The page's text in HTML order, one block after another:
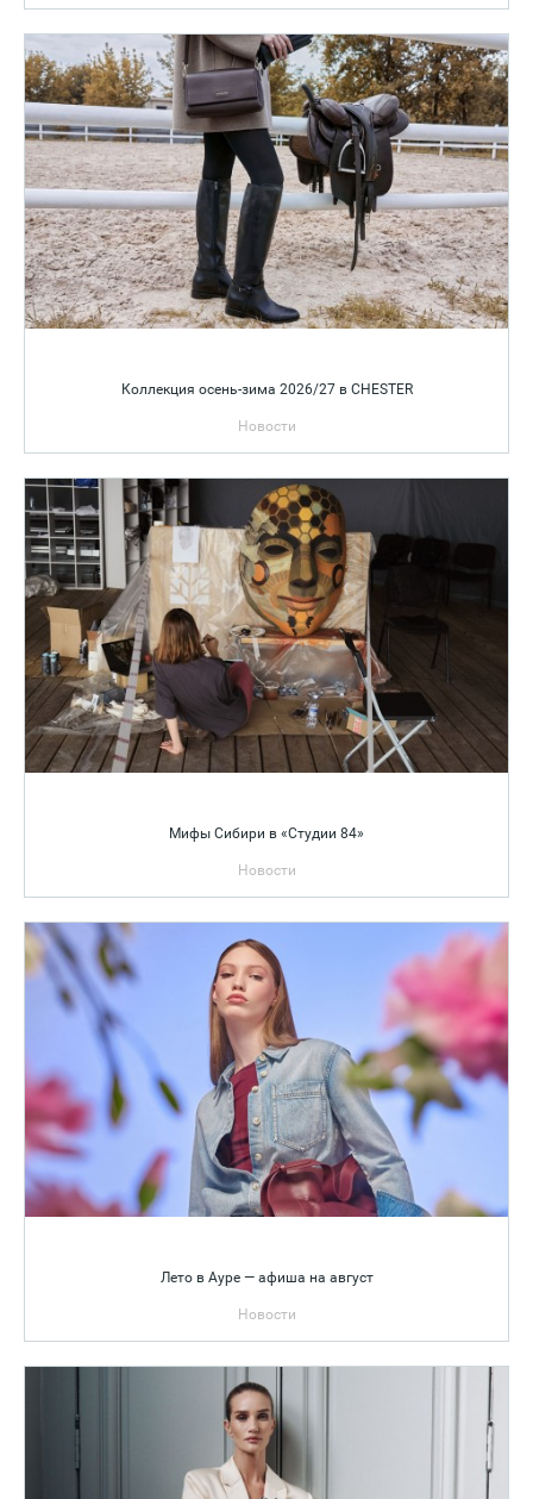
Коллекция осень-зима 2026/27 в CHESTER
Новости
Мифы Сибири в «Студии 84»
Новости
Лето в Ауре — афиша на август
Новости